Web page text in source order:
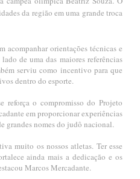
da região em uma grande troca
acompanhar orientações técnicas e
de uma das maiores referências
serviu como incentivo para que
dentro do esporte.
reforça o compromisso do Projeto
em proporcionar experiências
grandes nomes do judô nacional.
muito os nossos atletas. Ter esse
ainda mais a dedicação e os
Marcos Mercadante.